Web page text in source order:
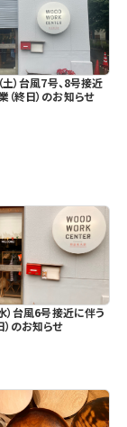
）台風7号、8号接近
（終日）のお知らせ
）台風6号接近に伴う
のお知らせ